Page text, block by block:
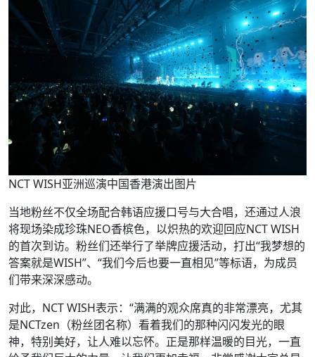
NCT WISH亚洲巡演中国香港演出图片
当地粉丝不仅全场配合韩语应援口号与大合唱，还通过人浪
将现场染成珍珠NEO香槟色，以炽热的欢迎回应NCT WISH
的首次到访。粉丝们还举行了举牌应援活动，打出“我梦想的
答案就是WISH”、“我们今后也要一直相见”等标语，为成员
们带来深深感动。
对此，NCT WISH表示：“满满的观众席真的非常漂亮，尤其
是NCTzen（粉丝团名称）看着我们的那种闪闪发光的眼
神，特别美好，让人难以忘怀。正是那样温暖的目光，一直